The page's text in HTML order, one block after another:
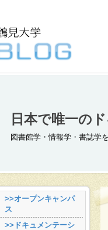
日本で唯一の
図書館学・情報学・書誌学
>>オープンキャンパ
ス
>>ドキュメンテーシ